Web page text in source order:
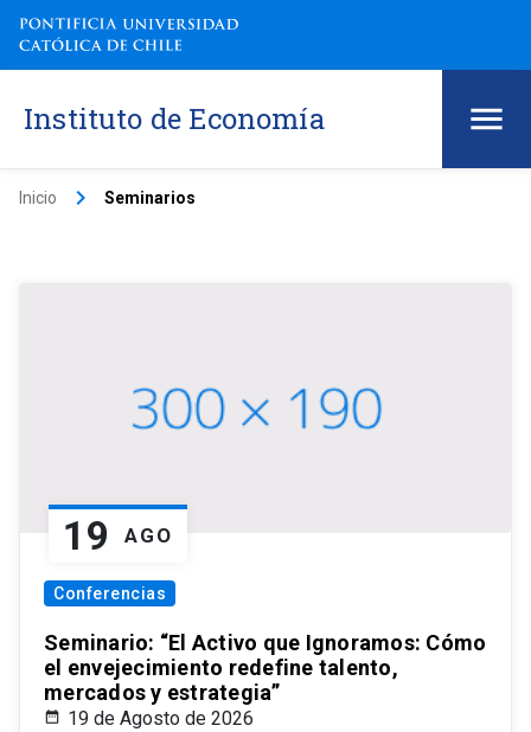
Instituto de Economía
Inicio keyboard_arrow_right Seminarios
19 AGO
Conferencias
Seminario: “El Activo que Ignoramos: Cómo
el envejecimiento redefine talento,
mercados y estrategia”
19 de Agosto de 2026